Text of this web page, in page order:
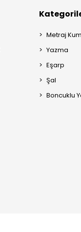
Metraj
Yazma
Eşarp
Şal
Boncuklu